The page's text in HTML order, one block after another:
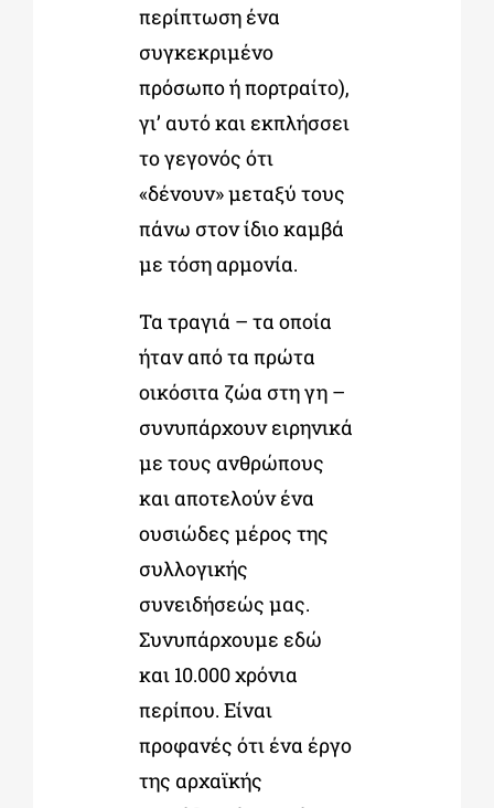
περίπτωση ένα
συγκεκριμένο
πρόσωπο ή πορτραίτο),
γι’ αυτό και εκπλήσσει
το γεγονός ότι
«δένουν» μεταξύ τους
πάνω στον ίδιο καμβά
με τόση αρμονία.
Τα τραγιά – τα οποία
ήταν από τα πρώτα
οικόσιτα ζώα στη γη –
συνυπάρχουν ειρηνικά
με τους ανθρώπους
και αποτελούν ένα
ουσιώδες μέρος της
συλλογικής
συνειδήσεώς μας.
Συνυπάρχουμε εδώ
και 10.000 χρόνια
περίπου. Είναι
προφανές ότι ένα έργο
της αρχαϊκής